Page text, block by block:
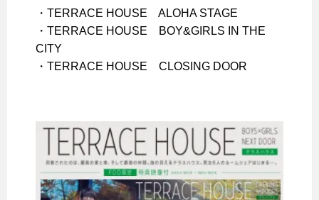
・TERRACE HOUSE ALOHA STAGE
・TERRACE HOUSE BOY&GIRLS IN THE
CITY
・TERRACE HOUSE CLOSING DOOR